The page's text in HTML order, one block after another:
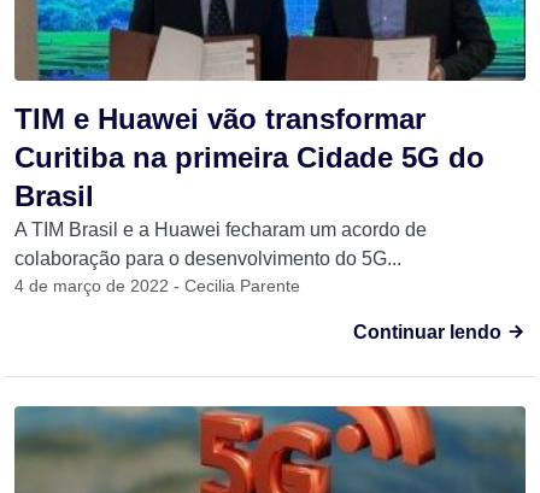
TIM e Huawei vão transformar
Curitiba na primeira Cidade 5G do
Brasil
A TIM Brasil e a Huawei fecharam um acordo de
colaboração para o desenvolvimento do 5G...
4 de março de 2022 - Cecilia Parente
Continuar lendo